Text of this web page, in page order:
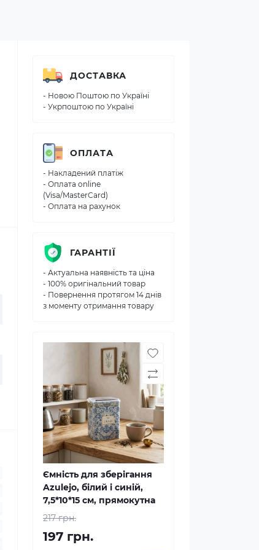
ДОСТАВКА
- Новою Поштою по Україні
- Укрпоштою по Україні
ОПЛАТА
- Накладений платіж
- Оплата online
(Visa/MasterCard)
- Оплата на рахунок
ГАРАНТІЇ
- Актуальна наявність та ціна
- 100% оригінальний товар
- Повернення протягом 14 днів
з моменту отримання товару
Ємність для зберігання
Azulejo, білий і синій,
7,5*10*15 см, прямокутна
217 грн.
197 грн.